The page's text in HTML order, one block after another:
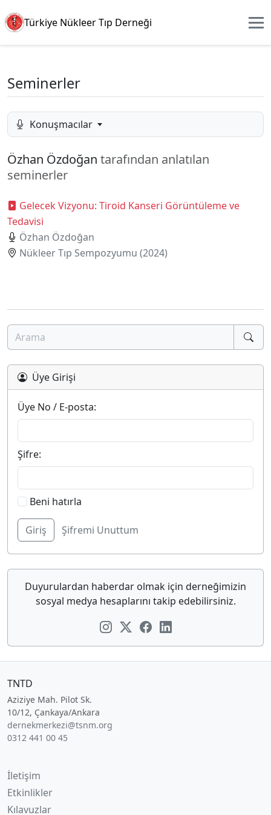
Türkiye Nükleer Tıp Derneği
Seminerler
Konuşmacılar
Özhan Özdoğan tarafından anlatılan
seminerler
Gelecek Vizyonu: Tiroid Kanseri Görüntüleme ve
Tedavisi
Özhan Özdoğan
Nükleer Tıp Sempozyumu (2024)
Üye Girişi
Üye No / E-posta:
Şifre:
Beni hatırla
Şifremi Unuttum
Duyurulardan haberdar olmak için derneğimizin
sosyal medya hesaplarını takip edebilirsiniz.
TNTD
Aziziye Mah. Pilot Sk.
10/12, Çankaya/Ankara
dernekmerkezi@tsnm.org
0312 441 00 45
İletişim
Etkinlikler
Kılavuzlar